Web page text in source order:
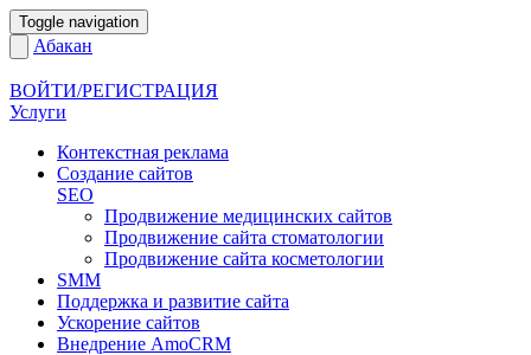
Toggle navigation
Абакан
ВОЙТИ/РЕГИСТРАЦИЯ
Услуги
Контекстная реклама
Создание сайтов
SEO
Продвижение медицинских сайтов
Продвижение сайта стоматологии
Продвижение сайта косметологии
SMM
Поддержка и развитие сайта
Ускорение сайтов
Внедрение AmoCRM